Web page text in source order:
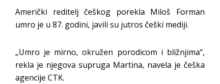
Američki reditelj češkog porekla Miloš Forman
umro je u 87. godini, javili su jutros češki mediji.
„Umro je mirno, okružen porodicom i bližnjima“,
rekla je njegova supruga Martina, navela je češka
agencije CTK.